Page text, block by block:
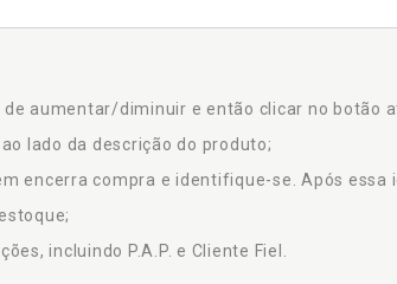
aumentar/diminuir e então clicar no botão
lado da descrição do produto;
encerra compra e identifique-se. Após
incluindo P.A.P. e Cliente Fiel.